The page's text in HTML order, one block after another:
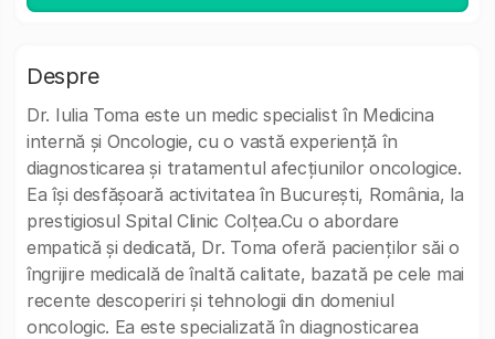
Despre
Dr. Iulia Toma este un medic specialist în Medicina
internă și Oncologie, cu o vastă experiență în
diagnosticarea și tratamentul afecțiunilor oncologice.
Ea își desfășoară activitatea în București, România, la
prestigiosul Spital Clinic Colțea.Cu o abordare
empatică și dedicată, Dr. Toma oferă pacienților săi o
îngrijire medicală de înaltă calitate, bazată pe cele mai
recente descoperiri și tehnologii din domeniul
oncologic. Ea este specializată în diagnosticarea